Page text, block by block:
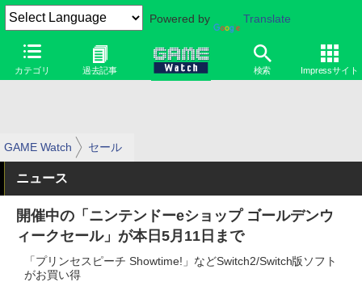
Powered by Translate
カテゴリ 過去記事 検索 Impressサイト
GAME Watch セール
ニュース
開催中の「ニンテンドーeショップ ゴールデンウ
ィークセール」が本日5月11日まで
「プリンセスピーチ Showtime!」などSwitch2/Switch版ソフト
がお買い得